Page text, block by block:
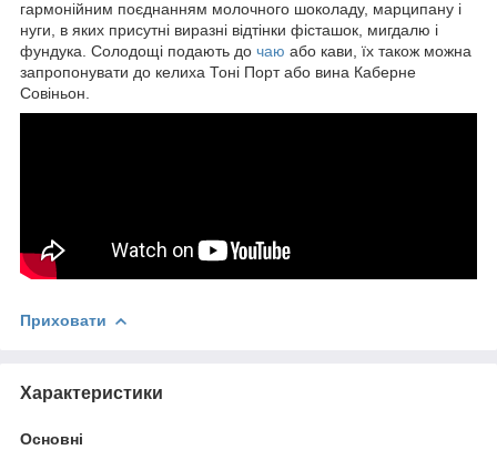
гармонійним поєднанням молочного шоколаду, марципану і
нуги, в яких присутні виразні відтінки фісташок, мигдалю і
фундука. Солодощі подають до чаю або кави, їх також можна
запропонувати до келиха Тоні Порт або вина Каберне
Совіньон.
Приховати
Характеристики
Основні